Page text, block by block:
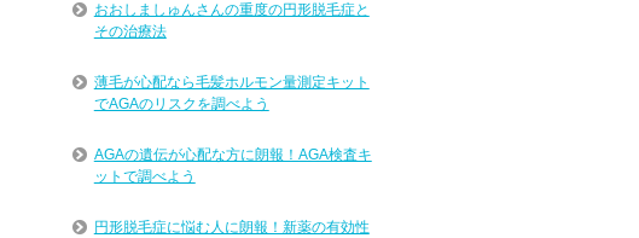
おおしましゅんさんの重度の円形脱毛症と
その治療法
薄毛が心配なら毛髪ホルモン量測定キット
でAGAのリスクを調べよう
AGAの遺伝が心配な方に朗報！AGA検査キ
ットで調べよう
円形脱毛症に悩む人に朗報！新薬の有効性